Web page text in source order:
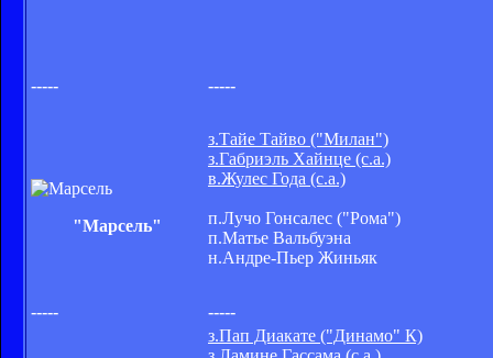
----- -----
"Марсель"
з.Тайе Тайво ("Милан")
з.Габриэль Хайнце (с.а.)
в.Жулес Года (с.а.)
п.Лучо Гонсалес ("Рома")
п.Матье Вальбуэна
н.Андре-Пьер Жиньяк
----- -----
з.Пап Диакате ("Динамо" К)